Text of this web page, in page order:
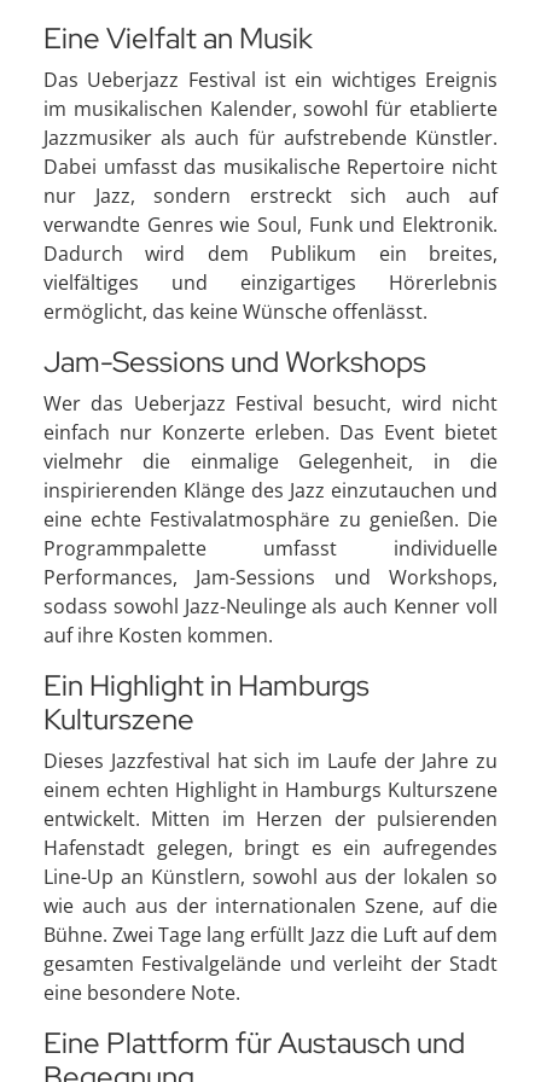
Eine Vielfalt an Musik
Das Ueberjazz Festival ist ein wichtiges Ereignis
im musikalischen Kalender, sowohl für etablierte
Jazzmusiker als auch für aufstrebende Künstler.
Dabei umfasst das musikalische Repertoire nicht
nur Jazz, sondern erstreckt sich auch auf
verwandte Genres wie Soul, Funk und Elektronik.
Dadurch wird dem Publikum ein breites,
vielfältiges und einzigartiges Hörerlebnis
ermöglicht, das keine Wünsche offenlässt.
Jam-Sessions und Workshops
Wer das Ueberjazz Festival besucht, wird nicht
einfach nur Konzerte erleben. Das Event bietet
vielmehr die einmalige Gelegenheit, in die
inspirierenden Klänge des Jazz einzutauchen und
eine echte Festivalatmosphäre zu genießen. Die
Programmpalette umfasst individuelle
Performances, Jam-Sessions und Workshops,
sodass sowohl Jazz-Neulinge als auch Kenner voll
auf ihre Kosten kommen.
Ein Highlight in Hamburgs
Kulturszene
Dieses Jazzfestival hat sich im Laufe der Jahre zu
einem echten Highlight in Hamburgs Kulturszene
entwickelt. Mitten im Herzen der pulsierenden
Hafenstadt gelegen, bringt es ein aufregendes
Line-Up an Künstlern, sowohl aus der lokalen so
wie auch aus der internationalen Szene, auf die
Bühne. Zwei Tage lang erfüllt Jazz die Luft auf dem
gesamten Festivalgelände und verleiht der Stadt
eine besondere Note.
Eine Plattform für Austausch und